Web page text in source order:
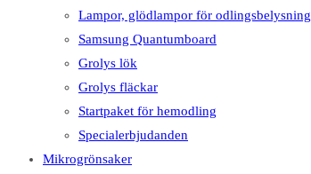
att
stänga
Lampor, glödlampor för odlingsbelysning
Samsung Quantumboard
Grolys lök
Grolys fläckar
Startpaket för hemodling
Specialerbjudanden
Mikrogrönsaker